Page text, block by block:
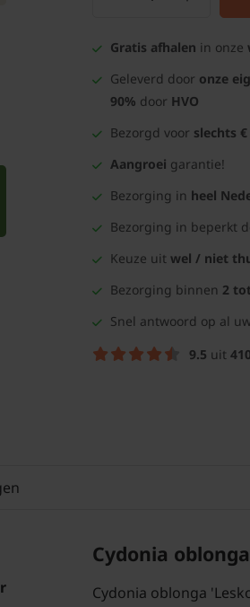
Gratis afhalen in onze
Geleverd door onze
90% door HVO
Bezorgd voor slechts €
Aangroei garantie!
Bezorging in heel
Bezorging in beperkt
Keuze uit wel / niet
Bezorging binnen 2
Snel antwoord op al
9.5 uit
Cydonia
Cydonia oblonga